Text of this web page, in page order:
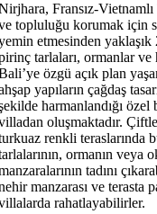
Fransız-
topluluğu korumak için
etmesinden yaklaşık
tarlaları, ormanlar ve
özgü açık plan
yapıların çağdaş
harmanlandığı
oluşmaktadır.
renkli teraslarında
ormanın veya
tadını
manzarası ve terasta
rahatlayabilirler.